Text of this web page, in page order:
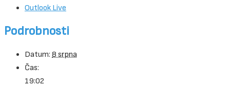
Outlook Live
Podrobnosti
Datum: 8 srpna
Čas:
19:02